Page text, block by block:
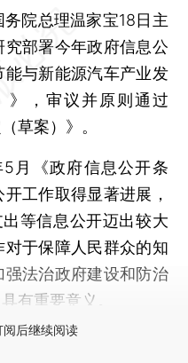
院总理温家宝18日主
部署今年政府信息公
与新能源汽车产业发
》，审议并原则通过
草案）》。
《政府信息公开条
工作取得显著进展，
等信息公开迈出较大
于保障人民群众的知
法治政府建设和防治
有重要意义。
阅后继续阅读